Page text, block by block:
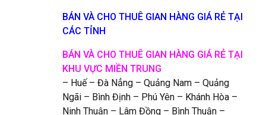
BÁN VÀ CHO THUÊ GIAN HÀNG GIÁ RẺ TẠI
CÁC TỈNH
BÁN VÀ CHO THUÊ GIAN HÀNG GIÁ RẺ TẠI
KHU VỰC MIỀN TRUNG
– Huế – Đà Nẳng – Quảng Nam – Quảng
Ngãi – Bình Định – Phú Yên – Khánh Hòa –
Ninh Thuận – Lâm Đồng – Bình Thuận –